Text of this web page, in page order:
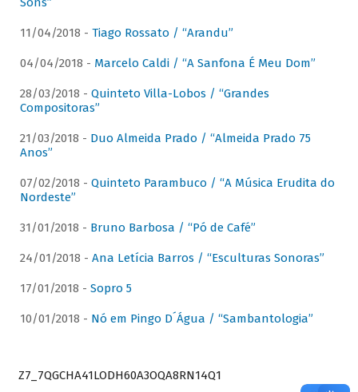
11/04/2018 - Tiago Rossato / “Arandu”
04/04/2018 - Marcelo Caldi / “A Sanfona É Meu Dom”
28/03/2018 - Quinteto Villa-Lobos / “Grandes
Compositoras”
21/03/2018 - Duo Almeida Prado / “Almeida Prado 75
Anos”
07/02/2018 - Quinteto Parambuco / “A Música Erudita do
Nordeste”
31/01/2018 - Bruno Barbosa / “Pó de Café”
24/01/2018 - Ana Letícia Barros / “Esculturas Sonoras”
17/01/2018 - Sopro 5
10/01/2018 - Nó em Pingo D´Água / “Sambantologia”
Z7_7QGCHA41LODH60A3OQA8RN14Q1